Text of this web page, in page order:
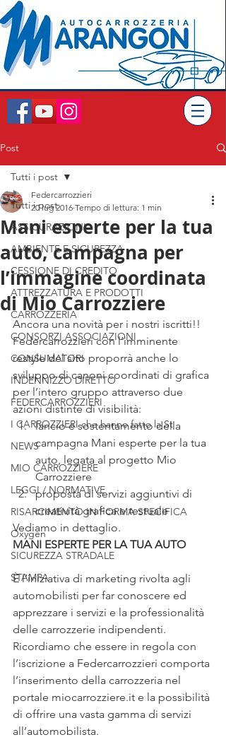
Post
Tutti i post
ASSICURAZIONI
AMBIENTE E SICUREZZA
CESSIONE DI CREDITO
ATTREZZATURA E PRODOTTI
CARROZZERIA
CONSORZI ASSOCIAZIONI
CONSUMATORI
INDENNIZZO DIRETTO
FEDERCARROZZIERI
I CARROZZIERI che hanno fatto la St
NEWS
MIO CARROZZIERE
LEGGI / NORMATIVE
RISARCIMENTO IN FORMA SPECIFICA
Oxygen
SICUREZZA STRADALE
STAMPA
Tutti i post
Mani esperte per la tua
auto, campagna per
l’immagine coordinata
di Mio Carrozziere
Federcarrozzieri
20 lug 2016 Tempo di lettura: 1 min
Ancora una novità per i nostri iscritti!!
Federcarrozzieri con l’imminente
restyle del sito proporrà anche lo
sviluppo di canoni coordinati di grafica
per l’intero gruppo attraverso due
azioni distinte di visibilità:
lancio e sostentamento della
campagna Mani esperte per la tua
auto, legata al progetto Mio
Carrozziere
proposta di servizi aggiuntivi di
creatività grafica e testuale
Vediamo in dettaglio.
MANI ESPERTE PER LA TUA AUTO
È l’iniziativa di marketing rivolta agli
automobilisti per far conoscere ed
apprezzare i servizi e la professionalità
delle carrozzerie indipendenti.
Ricordiamo che essere in regola con
l’iscrizione a Federcarrozzieri comporta
l’inserimento della carrozzeria nel
portale miocarrozziere.it e la possibilità
di offrire una vasta gamma di servizi
all’automobilista.